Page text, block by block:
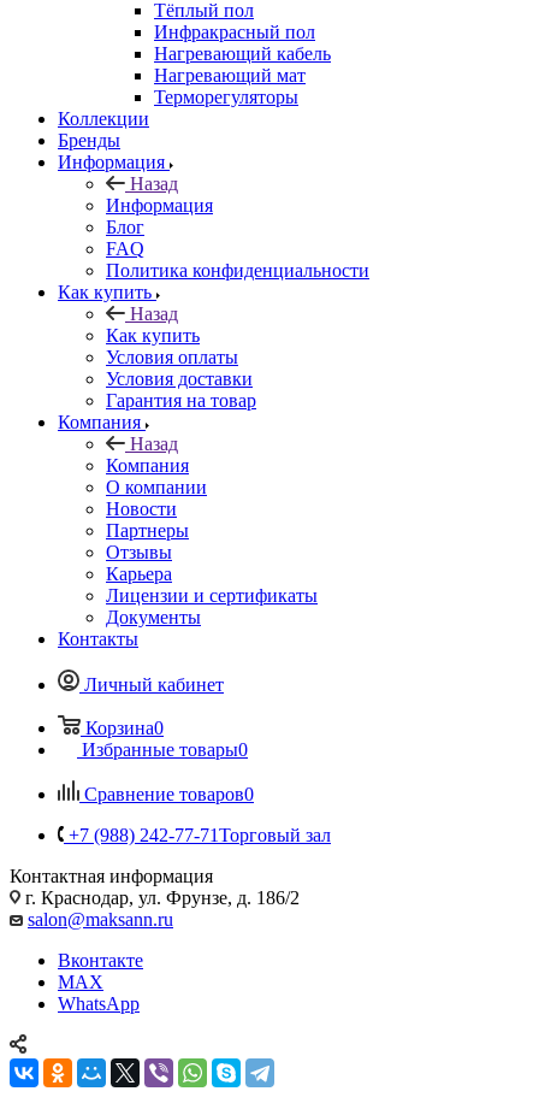
Тёплый пол
Инфракрасный пол
Нагревающий кабель
Нагревающий мат
Терморегуляторы
Коллекции
Бренды
Информация
Назад
Информация
Блог
FAQ
Политика конфиденциальности
Как купить
Назад
Как купить
Условия оплаты
Условия доставки
Гарантия на товар
Компания
Назад
Компания
О компании
Новости
Партнеры
Отзывы
Карьера
Лицензии и сертификаты
Документы
Контакты
Личный кабинет
Корзина0
Избранные товары0
Сравнение товаров0
+7 (988) 242-77-71Торговый зал
Контактная информация
г. Краснодар, ул. Фрунзе, д. 186/2
salon@maksann.ru
Вконтакте
MAX
WhatsApp